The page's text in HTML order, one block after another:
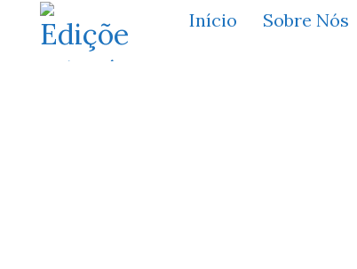
Início Sobre Nós